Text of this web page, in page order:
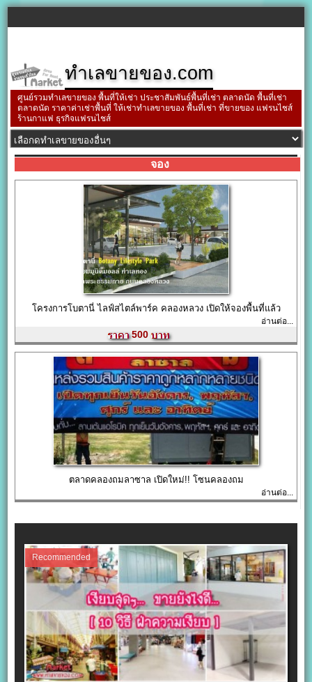
ทำเลขายของ.com
ศูนย์รวมทำเลขายของ พื้นที่ให้เช่า ประชาสัมพันธ์พื้นที่เช่า ตลาดนัด พื้นที่เช่า
ตลาดนัด ราคาค่าเช่าพื้นที่ ให้เช่าทำเลขายของ พื้นที่เช่า ที่ขายของ แฟรนไชส์
ร้านกาแฟ ธุรกิจแฟรนไชส์
จอง
โครงการโบตานี่ ไลฟ์สไตล์พาร์ค คลองหลวง เปิดให้จองพื้นที่แล้ว
อ่านต่อ...
500
ตลาดคลองถมลาซาล เปิดใหม่!! โซนคลองถม
อ่านต่อ...
Recommended